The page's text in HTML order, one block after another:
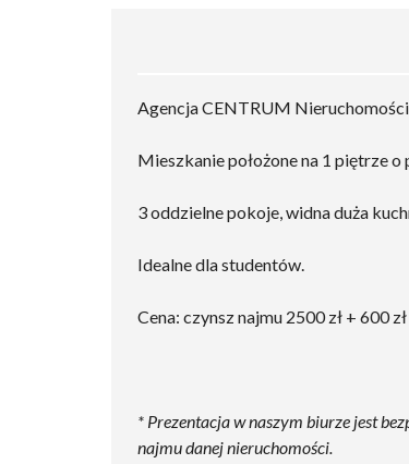
Agencja CENTRUM
Mieszkanie położone na 1 piętrze
3 oddzielne pokoje, widna duża
Idealne dla studentów.
Cena: czynsz najmu 2500 zł + 600
* Prezentacja w naszym biurze jest
najmu danej nieruchomości.